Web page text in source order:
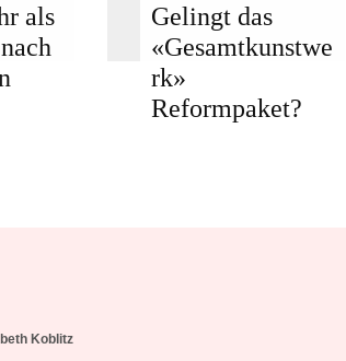
als
Gelingt das
«Gesamtkunstwe
rk»
Reformpaket?